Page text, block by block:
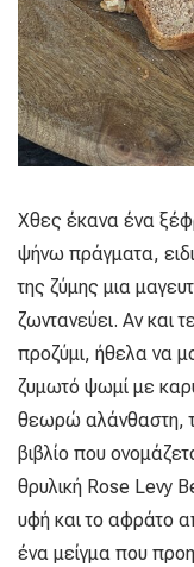
Χθες έκανα ένα
ψήνω πράγματα,
της ζύμης μια
ζωντανεύει. Αν και
προζύμι, ήθελα να
ζυμωτό ψωμί με
θεωρώ αλάνθαστη,
βιβλίο που
θρυλική Rose Levy
υφή και το αφράτο
ένα μείγμα που